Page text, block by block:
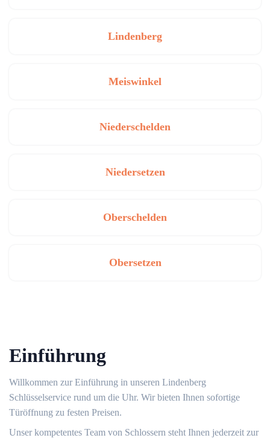
Lindenberg
Meiswinkel
Niederschelden
Niedersetzen
Oberschelden
Obersetzen
Einführung
Willkommen zur Einführung in unseren Lindenberg
Schlüsselservice rund um die Uhr.​ Wir bieten Ihnen sofortige
Türöffnung zu festen Preisen.​
Unser kompetentes Team von Schlossern steht Ihnen jederzeit zur